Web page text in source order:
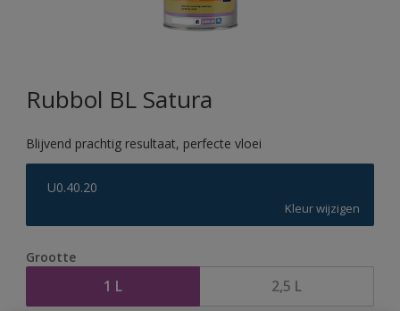
Rubbol BL Satura
Blijvend prachtig resultaat, perfecte vloei
U0.40.20
Kleur wijzigen
Grootte
1 L 2,5 L